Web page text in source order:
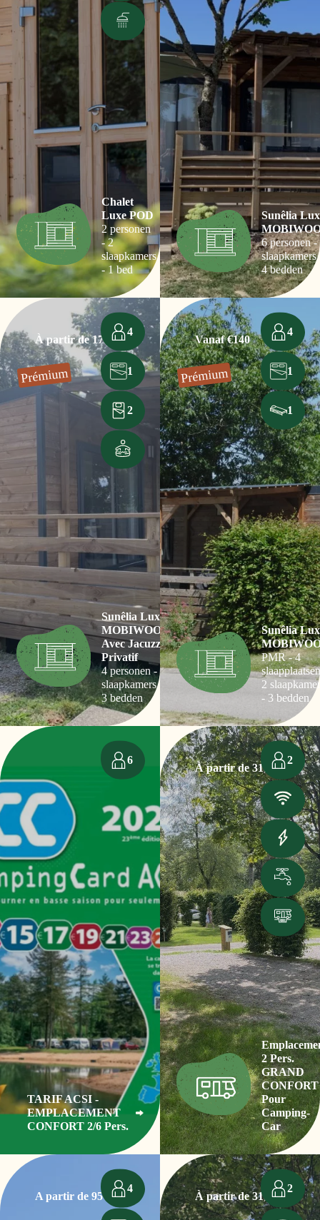
6
TARIF ACSI -
EMPLACEMENT
CONFORT 2/6 Pers.
À partir de 31,50€
2
2 Pers.
GRAND
CONFORT
Pour
Camping-
Car
A partir de 95€ /la nuit
4
Chalet
Luxe POD
2 personen
- 2
slaapkamers
- 1 bed
Sunêlia
6 personen -
slaapkamers
4 bedden
À partir de 31,50€
2
Prémium
À partir de 170€
4
1
2
Sunêlia Luxe
MOBIWOOD
Avec Jacuzzi
Privatif
4 personen - 2
slaapkamers -
3 bedden
Prémium
Vanaf €140
4
1
1
Sunêlia
PMR - 4
2
- 3 bedden